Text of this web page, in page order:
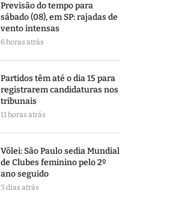
Previsão do tempo para
sábado (08), em SP: rajadas de
vento intensas
6 horas atrás
Partidos têm até o dia 15 para
registrarem candidaturas nos
tribunais
11 horas atrás
Vôlei: São Paulo sedia Mundial
de Clubes feminino pelo 2º
ano seguido
3 dias atrás